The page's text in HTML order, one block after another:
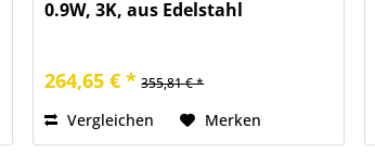
0.9W, 3K, aus Edelstahl
264,65 € * 355,81 € *
Vergleichen Merken